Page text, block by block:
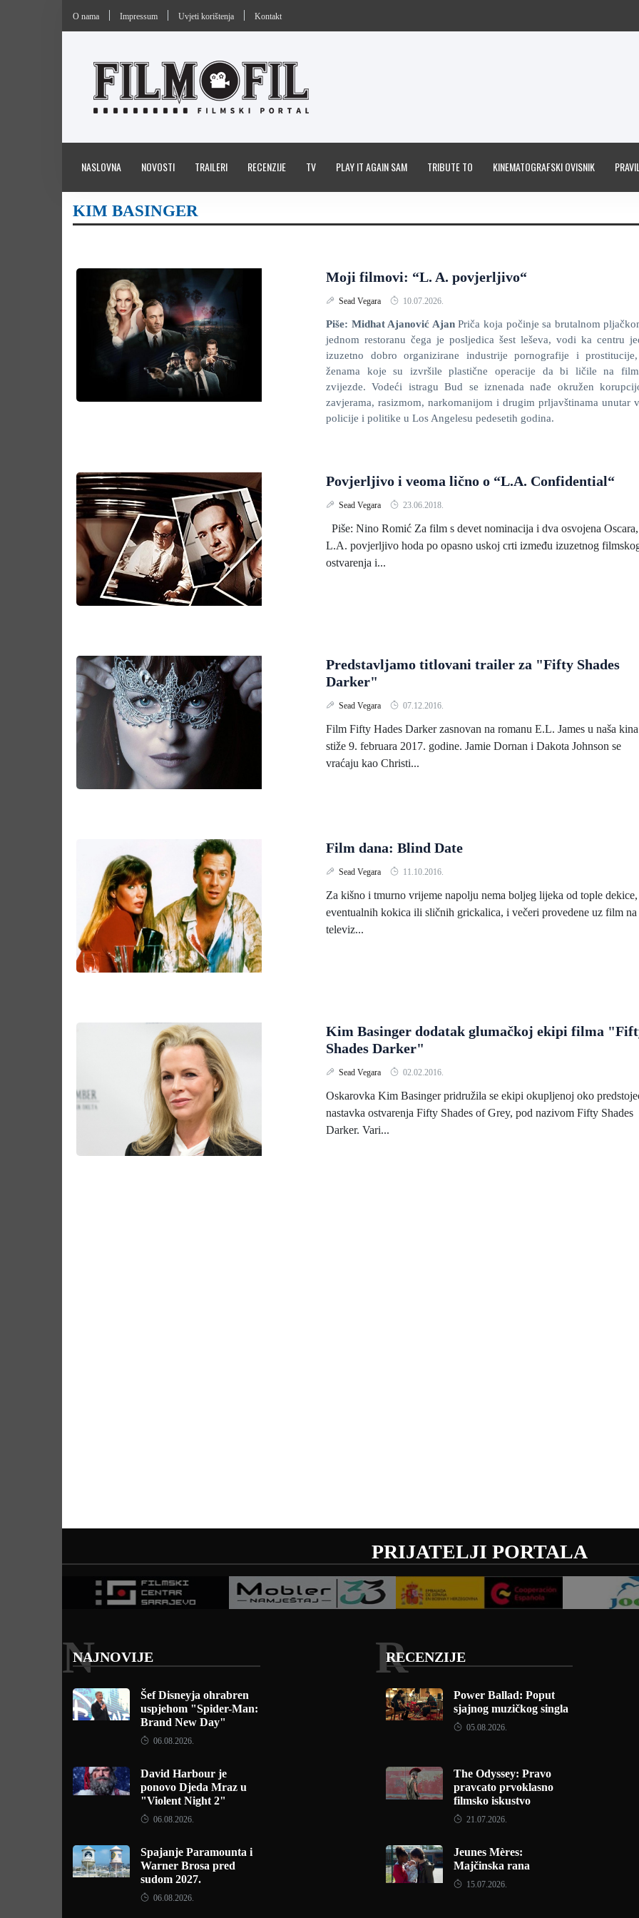
O nama Impressum Uvjeti korištenja Kontakt
NASLOVNA NOVOSTI TRAILERI RECENZIJE TV PLAY IT AGAIN SAM TRIBUTE TO KINEMATOGRAFSKI OVISNIK
KIM BASINGER
Moji filmovi: “L. A. povjerljivo“
Sead Vegara 10.07.2026.
Piše: Midhat Ajanović AjanPriča koja počinje sa brutalnom
jednom restoranu čega je posljedica šest leševa, vodi ka centru
izuzetno dobro organizirane industrije pornografije i
ženama koje su izvršile plastične operacije da bi ličile na
zvijezde. Vodeći istragu Bud se iznenada nađe okružen
zavjerama, rasizmom, narkomanijom i drugim prljavštinama unutar
policije i politike u Los Angelesu pedesetih godina.
Povjerljivo i veoma lično o “L.A. Confidential“
Sead Vegara 23.06.2018.
Piše: Nino Romić Za film s devet nominacija i dva osvojena Oscara,
L.A. povjerljivo hoda po opasno uskoj crti između izuzetnog
ostvarenja i...
Predstavljamo titlovani trailer za "Fifty Shades
Darker"
Sead Vegara 07.12.2016.
Film Fifty Hades Darker zasnovan na romanu E.L. James u naša kina
stiže 9. februara 2017. godine. Jamie Dornan i Dakota Johnson se
vraćaju kao Christi...
Film dana: Blind Date
Sead Vegara 11.10.2016.
Za kišno i tmurno vrijeme napolju nema boljeg lijeka od tople dekice,
eventualnih kokica ili sličnih grickalica, i večeri provedene uz film na
televiz...
Kim Basinger dodatak glumačkoj ekipi filma
Shades Darker"
Sead Vegara 02.02.2016.
Oskarovka Kim Basinger pridružila se ekipi okupljenoj oko
nastavka ostvarenja Fifty Shades of Grey, pod nazivom Fifty Shades
Darker. Vari...
PRIJATELJI PORTALA
NAJNOVIJE
N
Šef Disneyja ohrabren
uspjehom "Spider-Man:
Brand New Day"
06.08.2026.
David Harbour je
ponovo Djeda Mraz u
"Violent Night 2"
06.08.2026.
Spajanje Paramounta i
Warner Brosa pred
sudom 2027.
06.08.2026.
RECENZIJE
R
Power Ballad: Poput
sjajnog muzičkog singla
05.08.2026.
The Odyssey: Pravo
pravcato prvoklasno
filmsko iskustvo
21.07.2026.
Jeunes Mères:
Majčinska rana
15.07.2026.